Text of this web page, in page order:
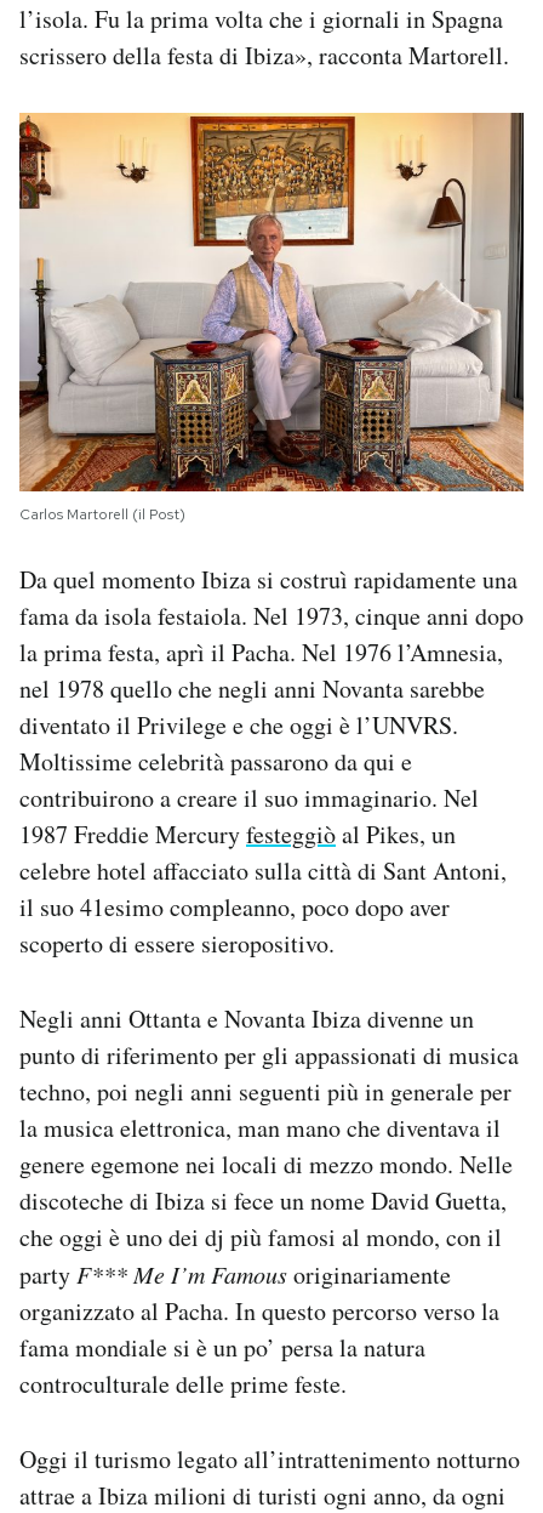
l’isola. Fu la prima volta che i giornali in Spagna
scrissero della festa di Ibiza», racconta Martorell.
Carlos Martorell (il Post)
Da quel momento Ibiza si costruì rapidamente una
fama da isola festaiola. Nel 1973, cinque anni dopo
la prima festa, aprì il Pacha. Nel 1976 l’Amnesia,
nel 1978 quello che negli anni Novanta sarebbe
diventato il Privilege e che oggi è l’UNVRS.
Moltissime celebrità passarono da qui e
contribuirono a creare il suo immaginario. Nel
1987 Freddie Mercuryfesteggiòal Pikes, un
celebre hotel affacciato sulla città di Sant Antoni,
il suo 41esimo compleanno, poco dopo aver
scoperto di essere sieropositivo.
Negli anni Ottanta e Novanta Ibiza divenne un
punto di riferimento per gli appassionati di musica
techno, poi negli anni seguenti più in generale per
la musica elettronica, man mano che diventava il
genere egemone nei locali di mezzo mondo. Nelle
discoteche di Ibiza si fece un nome David Guetta,
che oggi è uno dei dj più famosi al mondo, con il
party F*** Me I’m Famousoriginariamente
organizzato al Pacha. In questo percorso verso la
fama mondiale si è un po’ persa la natura
controculturale delle prime feste.
Oggi il turismo legato all’intrattenimento notturno
attrae a Ibiza milioni di turisti ogni anno, da ogni